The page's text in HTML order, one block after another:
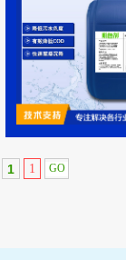
1 1